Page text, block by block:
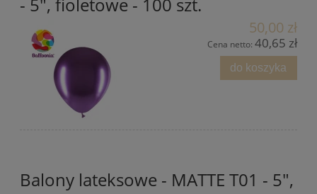
50,00 zł
Cena netto: 40,65 zł
do koszyka
Balony lateksowe - MATTE T01 - 5",